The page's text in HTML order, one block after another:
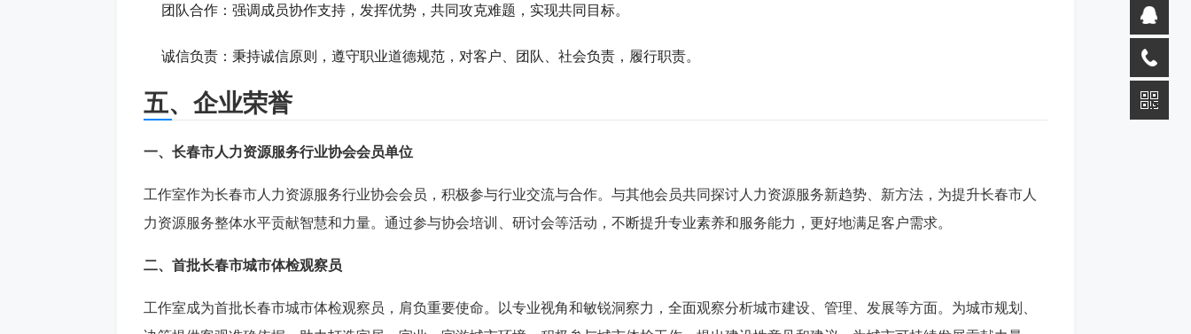
团队合作：强调成员协作支持，发挥优势，共同攻克难题，实现共同目标。
诚信负责：秉持诚信原则，遵守职业道德规范，对客户、团队、社会负责，履行职责。
五、企业荣誉
一、长春市人力资源服务行业协会会员单位
工作室作为长春市人力资源服务行业协会会员，积极参与行业交流与合作。与其他会员共同探讨人力资源服务新趋势、新方法，为提升长春市人
力资源服务整体水平贡献智慧和力量。通过参与协会培训、研讨会等活动，不断提升专业素养和服务能力，更好地满足客户需求。
二、首批长春市城市体检观察员
工作室成为首批长春市城市体检观察员，肩负重要使命。以专业视角和敏锐洞察力，全面观察分析城市建设、管理、发展等方面。为城市规划、